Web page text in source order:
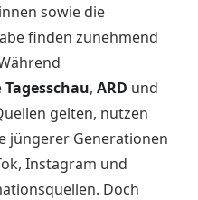
sowie die
finden zunehmend
Tagesschau, ARD und
gelten, nutzen
jüngerer Generationen
Instagram und
Doch